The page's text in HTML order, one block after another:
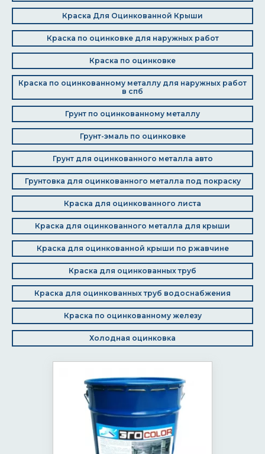
Краска Для Оцинкованной Крыши
Краска по оцинковке для наружных работ
Краска по оцинковке
Краска по оцинкованному металлу для наружных работ
в спб
Грунт по оцинкованному металлу
Грунт-эмаль по оцинковке
Грунт для оцинкованного металла авто
Грунтовка для оцинкованного металла под покраску
Краска для оцинкованного листа
Краска для оцинкованного металла для крыши
Краска для оцинкованной крыши по ржавчине
Краска для оцинкованных труб
Краска для оцинкованных труб водоснабжения
Краска по оцинкованному железу
Холодная оцинковка